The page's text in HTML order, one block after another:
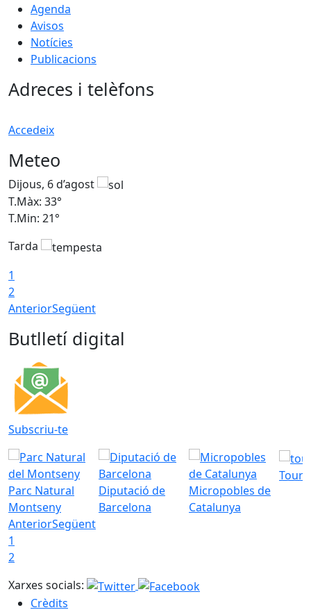
Agenda
Avisos
Notícies
Publicacions
Adreces i telèfons
Accedeix
Meteo
Dijous, 6 d’agost
T.Màx: 33°
T.Min: 21°
Tarda
1
2
AnteriorSegüent
Butlletí digital
Subscriu-te
Parc Natural
Montseny
Diputació de
Barcelona
Micropobles de
Catalunya
AnteriorSegüent
1
2
Xarxes socials:
Crèdits